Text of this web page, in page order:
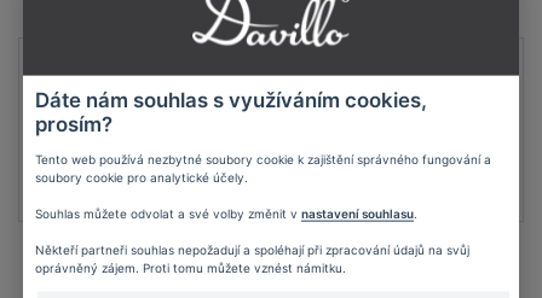
OBRAZ: A030
122 €
Dáte nám souhlas s využíváním cookies,
prosím?
Tento web používá nezbytné soubory cookie k zajištění správného fungování a
soubory cookie pro analytické účely.
Souhlas můžete odvolat a své volby změnit v nastavení souhlasu
Někteří partneři souhlas nepožadují a spoléhají při zpracování údajů na svůj
oprávněný zájem. Proti tomu můžete vznést námitku.